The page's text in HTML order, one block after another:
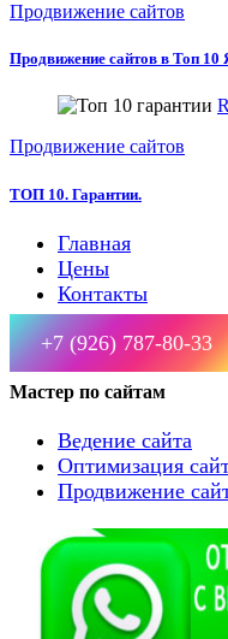
Продвижение сайтов
Продвижение сайтов в Топ 10
Продвижение сайтов
ТОП 10. Гарантии.
Главная
Цены
Контакты
+7 (926) 787-80-33
Мастер по сайтам
Ведение сайта
Оптимизация
Продвижение